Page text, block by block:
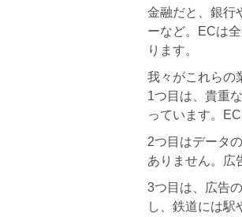
金融だと、銀行
ーなど。ECは
ります。
我々がこれらの
1つ目は、貴重
っています。
2つ目はデータ
ありません。広
3つ目は、広告
し、鉄道には駅